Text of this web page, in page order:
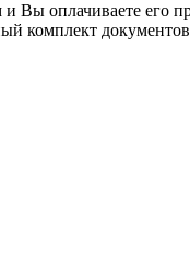
и Вы оплачиваете его
документов